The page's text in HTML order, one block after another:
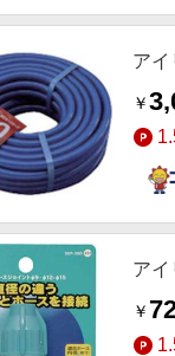
アイ
￥
アイ
￥